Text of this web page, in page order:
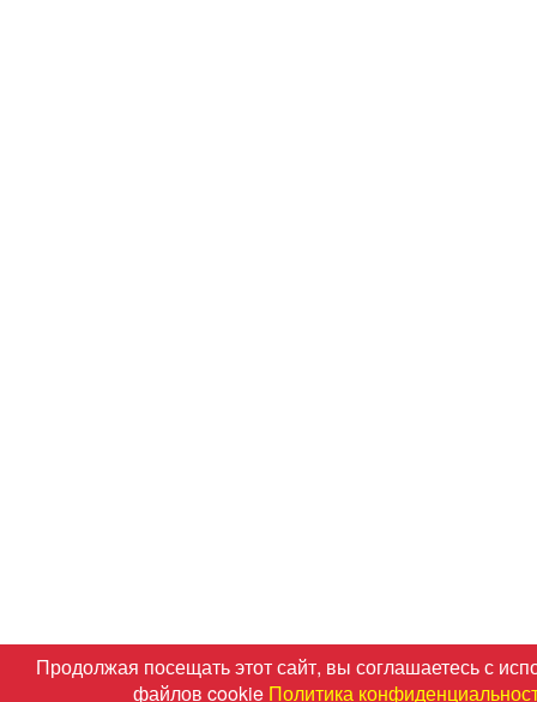
Продолжая посещать этот сайт, вы соглашаетесь с
файлов cookie Политика